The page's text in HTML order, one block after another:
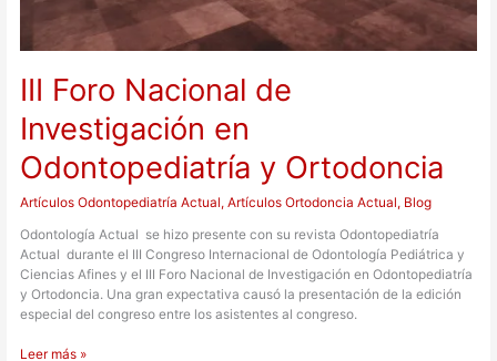
III Foro Nacional de
Investigación en
Odontopediatría y Ortodoncia
Artículos Odontopediatría Actual,Artículos Ortodoncia Actual, Blog
Odontología Actual se hizo presente con su revista Odontopediatría
Actual durante el III Congreso Internacional de Odontología Pediátrica y
Ciencias Afines y el III Foro Nacional de Investigación en Odontopediatría
y Ortodoncia. Una gran expectativa causó la presentación de la edición
especial del congreso entre los asistentes al congreso.
Leer más »